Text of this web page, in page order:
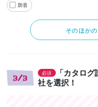
防音
そのほか
3/3
必須
「カタログ
社を選択！